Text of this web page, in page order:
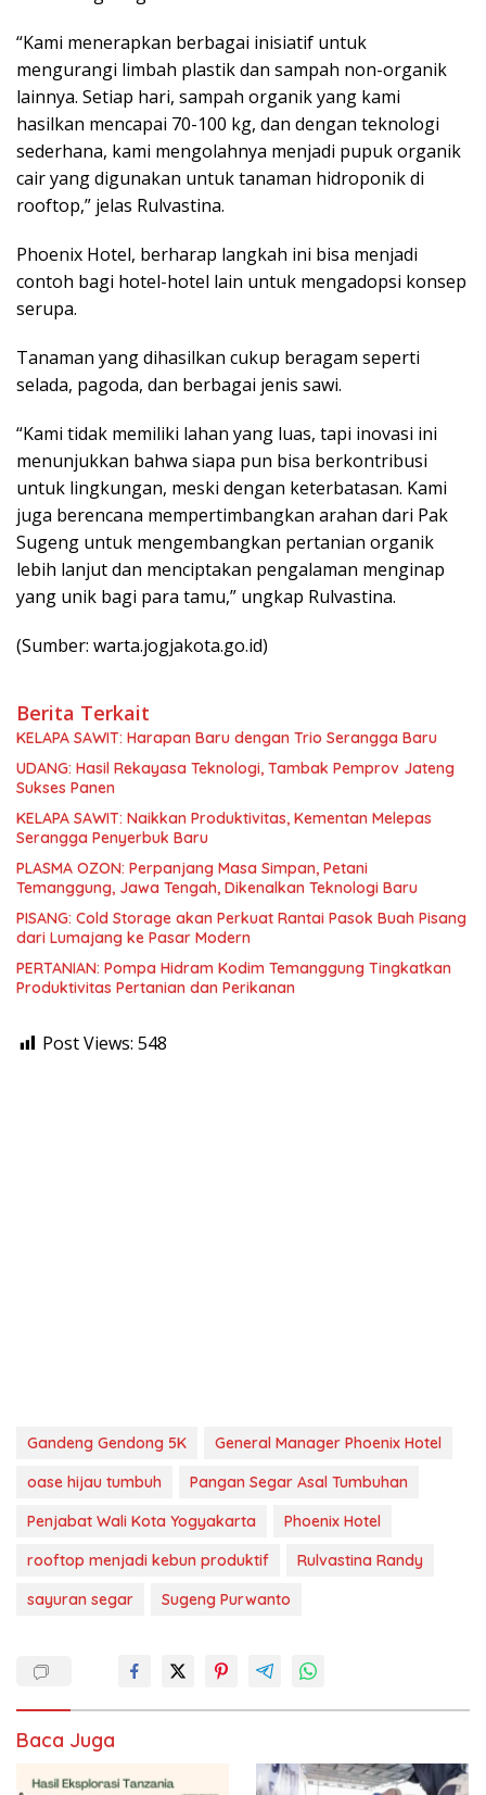
“Kami menerapkan berbagai inisiatif untuk
mengurangi limbah plastik dan sampah non-organik
lainnya. Setiap hari, sampah organik yang kami
hasilkan mencapai 70-100 kg, dan dengan teknologi
sederhana, kami mengolahnya menjadi pupuk organik
cair yang digunakan untuk tanaman hidroponik di
rooftop,” jelas Rulvastina.
Phoenix Hotel, berharap langkah ini bisa menjadi
contoh bagi hotel-hotel lain untuk mengadopsi konsep
serupa.
Tanaman yang dihasilkan cukup beragam seperti
selada, pagoda, dan berbagai jenis sawi.
“Kami tidak memiliki lahan yang luas, tapi inovasi ini
menunjukkan bahwa siapa pun bisa berkontribusi
untuk lingkungan, meski dengan keterbatasan. Kami
juga berencana mempertimbangkan arahan dari Pak
Sugeng untuk mengembangkan pertanian organik
lebih lanjut dan menciptakan pengalaman menginap
yang unik bagi para tamu,” ungkap Rulvastina.
(Sumber: warta.jogjakota.go.id)
Berita Terkait
KELAPA SAWIT: Harapan Baru dengan Trio Serangga Baru
UDANG: Hasil Rekayasa Teknologi, Tambak Pemprov Jateng
Sukses Panen
KELAPA SAWIT: Naikkan Produktivitas, Kementan Melepas
Serangga Penyerbuk Baru
PLASMA OZON: Perpanjang Masa Simpan, Petani
Temanggung, Jawa Tengah, Dikenalkan Teknologi Baru
PISANG: Cold Storage akan Perkuat Rantai Pasok Buah Pisang
dari Lumajang ke Pasar Modern
PERTANIAN: Pompa Hidram Kodim Temanggung Tingkatkan
Produktivitas Pertanian dan Perikanan
Post Views: 548
Gandeng Gendong 5K
General Manager Phoenix Hotel
oase hijau tumbuh
Pangan Segar Asal Tumbuhan
Penjabat Wali Kota Yogyakarta
Phoenix Hotel
rooftop menjadi kebun produktif
Rulvastina Randy
sayuran segar
Sugeng Purwanto
Baca Juga